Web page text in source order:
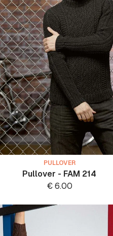
PULLOVER
Pullover - FAM 214
€6.00